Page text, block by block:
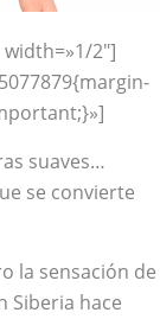
2″]
suaves…
se convierte
la sensación de
Siberia hace